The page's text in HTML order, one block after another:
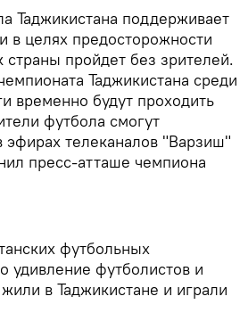
Таджикистана поддерживает
в целях предосторожности
страны пройдет без зрителей.
Таджикистана среди
временно будут проходить
футбола смогут
эфирах телеканалов "Варзиш"
пресс-атташе чемпиона
футбольных
удивление футболистов и
в Таджикистане и играли